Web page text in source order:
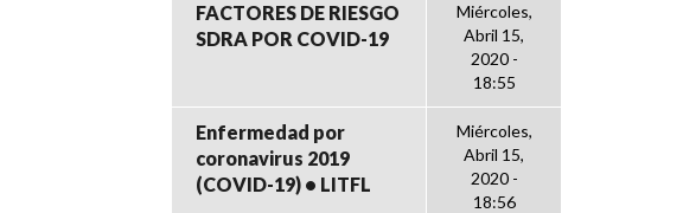
FACTORES DE RIESGO
SDRA POR COVID-19
Miércoles,
Abril 15,
2020 -
18:55
Enfermedad por
coronavirus 2019
(COVID-19) • LITFL
Miércoles,
Abril 15,
2020 -
18:56